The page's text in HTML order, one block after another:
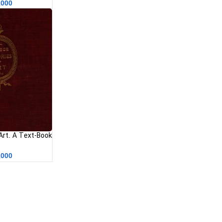
A Text-Book
هنر کالج. کتاب
ون دایک